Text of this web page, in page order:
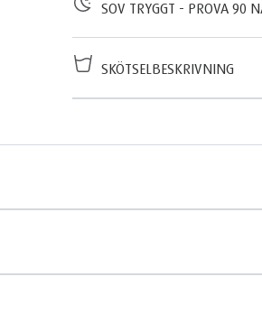
SOV TRYGGT - PROVA 90
SKÖTSELBESKRIVNING